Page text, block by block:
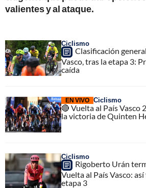
valientes y al ataque.
Ciclismo
Clasificación
Vasco, tras la etapa 3:
caída
EN VIVO Ciclismo
🔴 Vuelta al País Vasco
la victoria de Quinten
Ciclismo
Rigoberto Urán
Vuelta al País Vasco:
etapa 3